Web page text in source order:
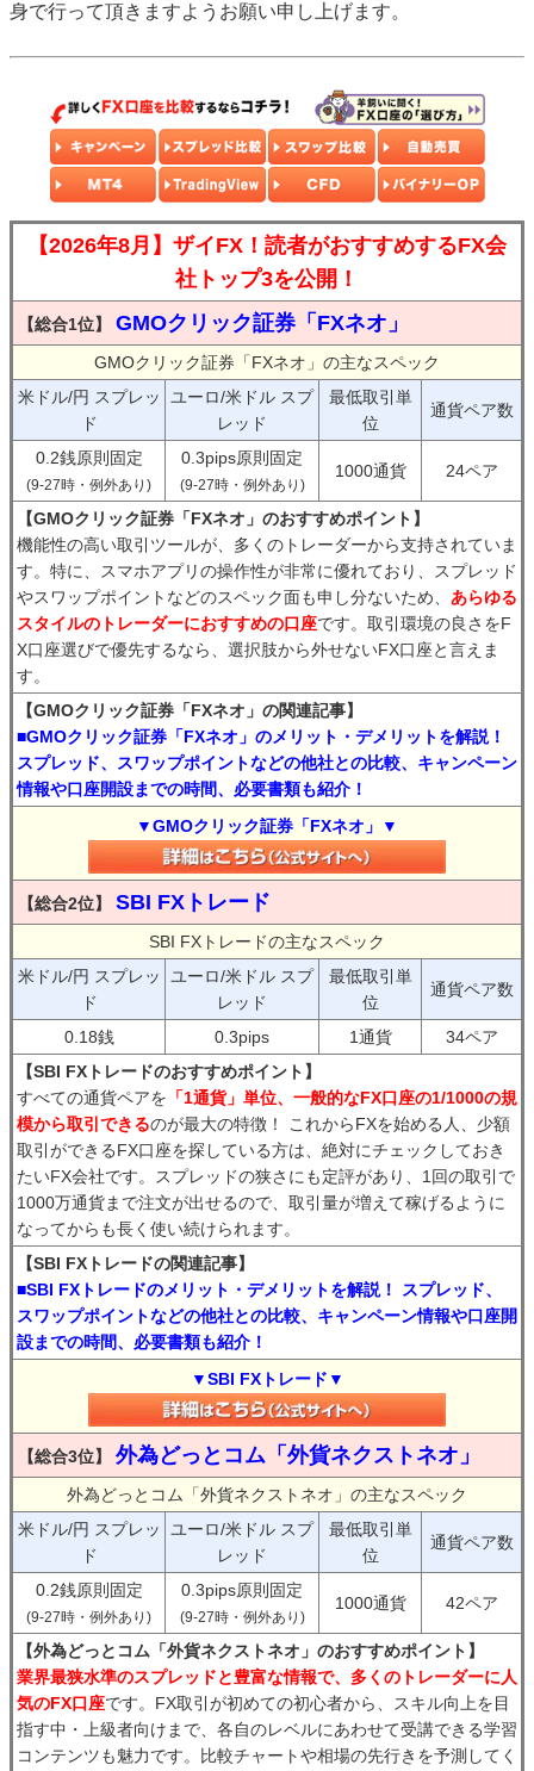
身で行って頂きますようお願い申し上げます。
【2026年8月】ザイFX！読者がおすすめするFX会
社トップ3を公開！
【総合1位】 GMOクリック証券「FXネオ」
GMOクリック証券「FXネオ」の主なスペック
米ドル/円 スプレッ
ド
ユーロ/米ドル スプ
レッド
最低取引単
位
通貨ペア数
0.2銭原則固定
(9-27時・例外あり)
0.3pips原則固定
(9-27時・例外あり)
1000通貨 24ペア
【GMOクリック証券「FXネオ」のおすすめポイント】
機能性の高い取引ツールが、多くのトレーダーから支持されていま
す。特に、スマホアプリの操作性が非常に優れており、スプレッド
やスワップポイントなどのスペック面も申し分ないため、 あらゆる
スタイルのトレーダーにおすすめの口座です。取引環境の良さをF
X口座選びで優先するなら、選択肢から外せないFX口座と言えま
す。
【GMOクリック証券「FXネオ」の関連記事】
■GMOクリック証券「FXネオ」のメリット・デメリットを解説！
スプレッド、スワップポイントなどの他社との比較、キャンペーン
情報や口座開設までの時間、必要書類も紹介！
▼GMOクリック証券「FXネオ」▼
【総合2位】 SBI FXトレード
SBI FXトレードの主なスペック
米ドル/円 スプレッ
ド
ユーロ/米ドル スプ
レッド
最低取引単
位
通貨ペア数
0.18銭 0.3pips 1通貨
34ペア
【SBI FXトレードのおすすめポイント】
すべての通貨ペアを 「1通貨」単位、一般的なFX口座の1/1000の規
模から取引できるのが最大の特徴！ これからFXを始める人、少額
取引ができるFX口座を探している方は、絶対にチェックしておき
たいFX会社です。スプレッドの狭さにも定評があり、1回の取引で
1000万通貨まで注文が出せるので、取引量が増えて稼げるように
なってからも長く使い続けられます。
【SBI FXトレードの関連記事】
■SBI FXトレードのメリット・デメリットを解説！ スプレッド、
スワップポイントなどの他社との比較、キャンペーン情報や口座開
設までの時間、必要書類も紹介！
▼SBI FXトレード▼
【総合3位】 外為どっとコム「外貨ネクストネオ」
外為どっとコム「外貨ネクストネオ」の主なスペック
米ドル/円 スプレッ
ド
ユーロ/米ドル スプ
レッド
最低取引単
位
通貨ペア数
0.2銭原則固定
(9-27時・例外あり)
0.3pips原則固定
(9-27時・例外あり)
1000通貨 42ペア
【外為どっとコム「外貨ネクストネオ」のおすすめポイント】
業界最狭水準のスプレッドと豊富な情報で、多くのトレーダーに人
気のFX口座です。FX取引が初めての初心者から、スキル向上を目
指す中・上級者向けまで、各自のレベルにあわせて受講できる学習
コンテンツも魅力です。比較チャートや相場の先行きを予測してく